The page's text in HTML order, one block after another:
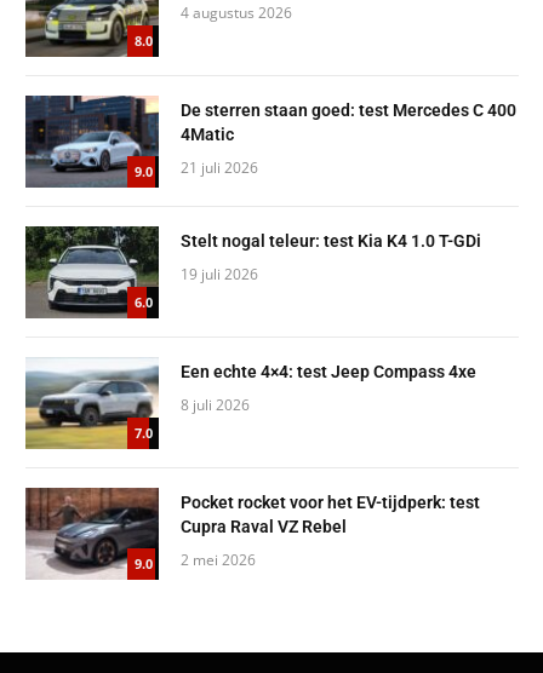
8.0
4 augustus 2026
9.0
De sterren staan goed: test Mercedes C 400
4Matic
21 juli 2026
6.0
Stelt nogal teleur: test Kia K4 1.0 T-GDi
19 juli 2026
7.0
Een echte 4×4: test Jeep Compass 4xe
8 juli 2026
9.0
Pocket rocket voor het EV-tijdperk: test
Cupra Raval VZ Rebel
2 mei 2026